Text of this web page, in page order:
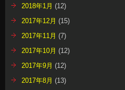
2018年1月 (12)
2017年12月 (15)
2017年11月 (7)
2017年10月 (12)
2017年9月 (12)
2017年8月 (13)